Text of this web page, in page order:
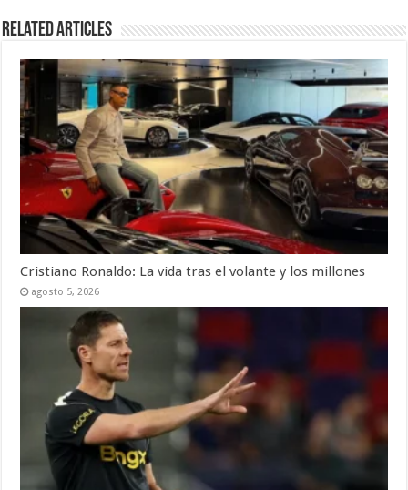
Related Articles
Cristiano Ronaldo: La vida tras el volante y los millones
agosto 5, 2026